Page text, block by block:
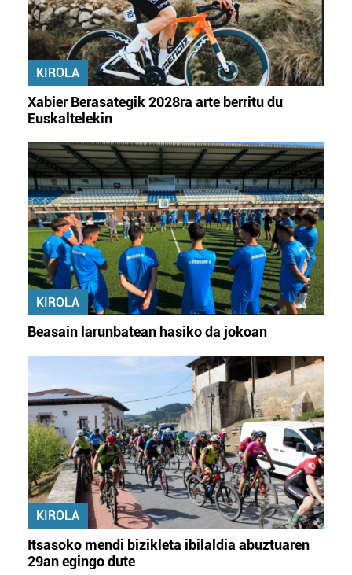
KIROLA
Xabier Berasategik 2028ra arte berritu du
Euskaltelekin
KIROLA
Beasain larunbatean hasiko da jokoan
KIROLA
Itsasoko mendi bizikleta ibilaldia abuztuaren
29an egingo dute